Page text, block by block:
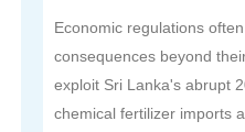
Economic regulations
consequences beyond
exploit Sri Lanka's abrupt
chemical fertilizer imports